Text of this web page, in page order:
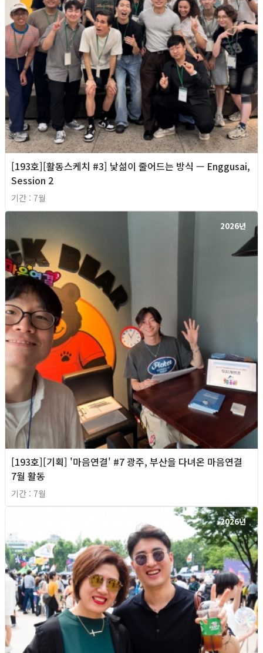
[193호][활동스케치 #3] 낯섦이 줄어드는 방식 — Enggusai,
Session 2
기간 : 7월
2026년
[193호][기획] '마음연결' #7 광주, 부산을 다녀온 마음연결
7월 활동
기간 : 7월
2026년